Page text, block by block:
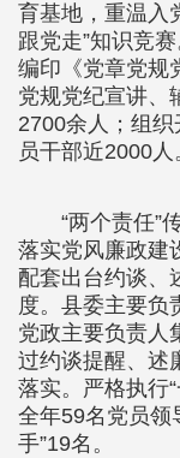
育基地，重温入
跟党走”知识竞
编印《党章党规
党规党纪宣讲、
2700余人；组
员干部近2000人
“两个责任”
落实党风廉政建
配套出台约谈、
度。县委主要负
党政主要负责人
过约谈提醒、述
落实。严格执行“
全年59名党员领
手”19名。